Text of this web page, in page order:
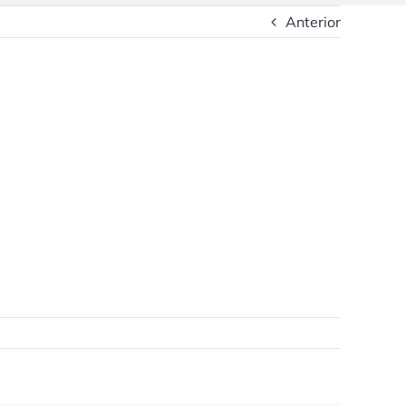
Anterior